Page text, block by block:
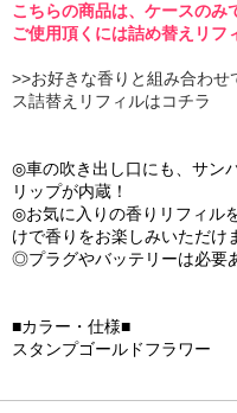
こちらの商品は、ケースのみ
ご使用頂くには詰め替えリフ
>>お好きな香りと組み合わ
ス詰替えリフィルはコチラ
◎車の吹き出し口にも、サン
リップが内蔵！
◎お気に入りの香りリフィル
けで香りをお楽しみいただけ
◎プラグやバッテリーは必要
■カラー・仕様■
スタンプゴールドフラワー